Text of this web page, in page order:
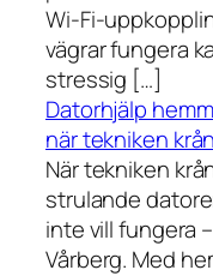
Wi-Fi-
vägrar fungera
stressig […]
Datorhjälp
när tekniken
När tekniken
strulande
inte vill fungera
Vårberg. Med